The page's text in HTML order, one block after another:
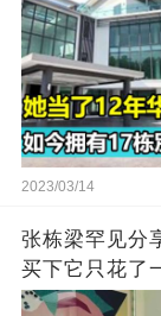
2023/03/14
张栋梁罕见分
买下它只花了